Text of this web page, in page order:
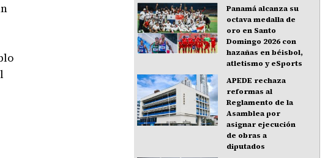
Panamá alcanza su
octava medalla de
oro en Santo
Domingo 2026 con
hazañas en béisbol,
atletismo y eSports
APEDE rechaza
reformas al
Reglamento de la
Asamblea por
asignar ejecución
de obras a
diputados